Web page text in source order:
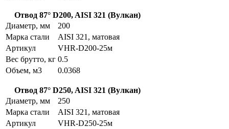
Отвод 87° D200, AISI 321 (Вулкан)
Диаметр, мм
200
Марка стали
AISI 321, матовая
Артикул
VHR-D200-25м
Вес брутто, кг 0.5
Объем, м3
0.0368
Отвод 87° D250, AISI 321 (Вулкан)
Диаметр, мм
250
Марка стали
AISI 321, матовая
Артикул
VHR-D250-25м